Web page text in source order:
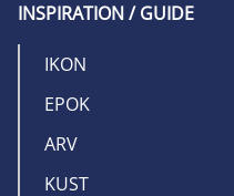
INSPIRATION / GUIDE
IKON
EPOK
ARV
KUST